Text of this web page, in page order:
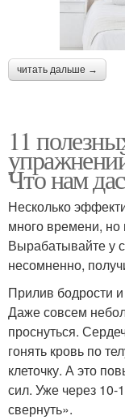
читать дальше →
11
Что нам
Несколько
много времени, но
Вырабатывайте у
несомненно,
Прилив бодрости
Даже совсем
проснуться.
гонять кровь по
клеточку. А это
сил. Уже через 10-
свернуть».